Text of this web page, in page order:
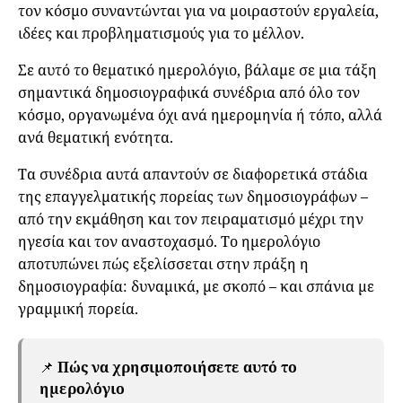
τον κόσμο συναντώνται για να μοιραστούν εργαλεία,
ιδέες και προβληματισμούς για το μέλλον.
Σε αυτό το θεματικό ημερολόγιο, βάλαμε σε μια τάξη
σημαντικά δημοσιογραφικά συνέδρια από όλο τον
κόσμο, οργανωμένα όχι ανά ημερομηνία ή τόπο, αλλά
ανά θεματική ενότητα.
Τα συνέδρια αυτά απαντούν σε διαφορετικά στάδια
της επαγγελματικής πορείας των δημοσιογράφων –
από την εκμάθηση και τον πειραματισμό μέχρι την
ηγεσία και τον αναστοχασμό. Το ημερολόγιο
αποτυπώνει πώς εξελίσσεται στην πράξη η
δημοσιογραφία: δυναμικά, με σκοπό – και σπάνια με
γραμμική πορεία.
📌 Πώς να χρησιμοποιήσετε αυτό το
ημερολόγιο